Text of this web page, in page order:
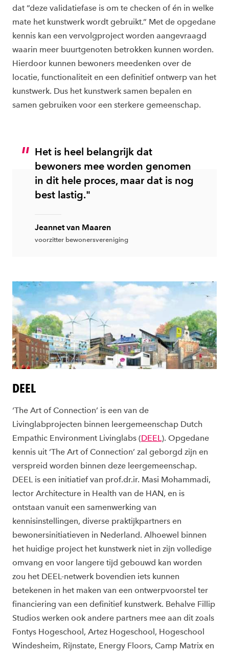
dat “deze validatiefase is om te checken of én in welke
mate het kunstwerk wordt gebruikt.” Met de opgedane
kennis kan een vervolgproject worden aangevraagd
waarin meer buurtgenoten betrokken kunnen worden.
Hierdoor kunnen bewoners meedenken over de
locatie, functionaliteit en een definitief ontwerp van het
kunstwerk. Dus het kunstwerk samen bepalen en
samen gebruiken voor een sterkere gemeenschap.
Het is heel belangrijk dat
bewoners mee worden genomen
in dit hele proces, maar dat is nog
best lastig."
Jeannet van Maaren
voorzitter bewonersvereniging
DEEL
‘The Art of Connection’ is een van de
Livinglabprojecten binnen leergemeenschap Dutch
Empathic Environment Livinglabs (DEEL). Opgedane
kennis uit ‘The Art of Connection’ zal geborgd zijn en
verspreid worden binnen deze leergemeenschap.
DEEL is een initiatief van prof.dr.ir. Masi Mohammadi,
lector Architecture in Health van de HAN, en is
ontstaan vanuit een samenwerking van
kennisinstellingen, diverse praktijkpartners en
bewonersinitiatieven in Nederland. Alhoewel binnen
het huidige project het kunstwerk niet in zijn volledige
omvang en voor langere tijd gebouwd kan worden
zou het DEEL-netwerk bovendien iets kunnen
betekenen in het maken van een ontwerpvoorstel ter
financiering van een definitief kunstwerk. Behalve Fillip
Studios werken ook andere partners mee aan dit zoals
Fontys Hogeschool, Artez Hogeschool, Hogeschool
Windesheim, Rijnstate, Energy Floors, Camp Matrix en